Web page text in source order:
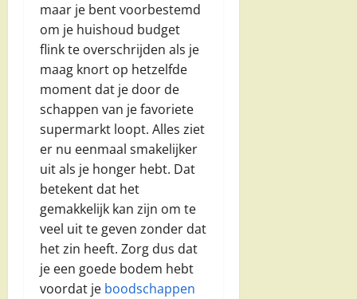
maar je bent voorbestemd
om je huishoud budget
flink te overschrijden als je
maag knort op hetzelfde
moment dat je door de
schappen van je favoriete
supermarkt loopt. Alles ziet
er nu eenmaal smakelijker
uit als je honger hebt. Dat
betekent dat het
gemakkelijk kan zijn om te
veel uit te geven zonder dat
het zin heeft. Zorg dus dat
je een goede bodem hebt
voordat je boodschappen